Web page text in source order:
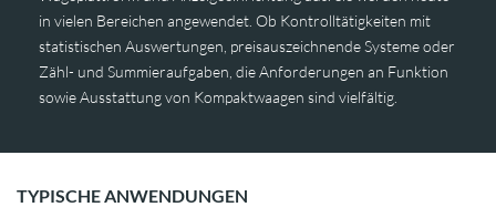
BANDWAAGEN
BEHÄLTERWAAGEN
JOBS
in vielen Bereichen angewendet. Ob Kontrolltätigkeiten mit
statistischen Auswertungen, preisauszeichnende Systeme oder
Zähl- und Summieraufgaben, die Anforderungen an Funktion
sowie Ausstattung von Kompaktwaagen sind vielfältig.
TYPISCHE ANWENDUNGEN